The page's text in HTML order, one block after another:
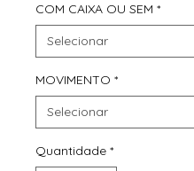
COM CAIXA OU SEM *
MOVIMENTO *
Quantidade *